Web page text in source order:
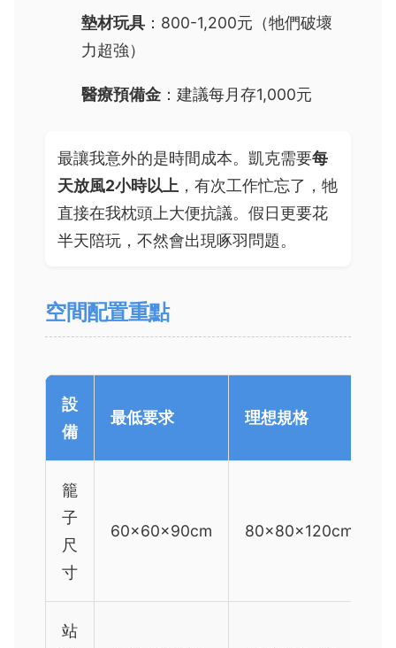
墊材玩具：800-1,200元（牠們破壞
力超強）
醫療預備金：建議每月存1,000元
最讓我意外的是時間成本。凱克需要每
天放風2小時以上 ，有次工作忙忘了，牠
直接在我枕頭上大便抗議。假日更要花
半天陪玩，不然會出現啄羽問題。
空間配置重點
設
備
最低要求 理想規格
籠
子
尺
寸
60x60x90cm 80x80x120cm
站